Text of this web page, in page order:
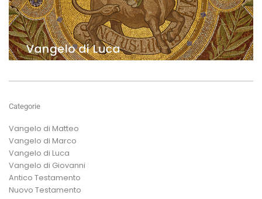
Categorie
Vangelo di Matteo
Vangelo di Marco
Vangelo di Luca
Vangelo di Giovanni
Antico Testamento
Nuovo Testamento